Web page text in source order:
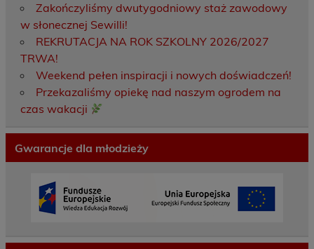
Zakończyliśmy dwutygodniowy staż zawodowy
w słonecznej Sewilli!
REKRUTACJA NA ROK SZKOLNY 2026/2027
TRWA!
Weekend pełen inspiracji i nowych doświadczeń!
Przekazaliśmy opiekę nad naszym ogrodem na
czas wakacji
Gwarancje dla młodzieży